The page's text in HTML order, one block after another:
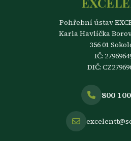
Pohřební ústav
Karla Havlíčka
356 01
IČ:
DIČ:
800